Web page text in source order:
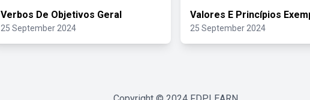
Verbos De Objetivos Geral
25 September 2024
Valores E Princípios
25 September 2024